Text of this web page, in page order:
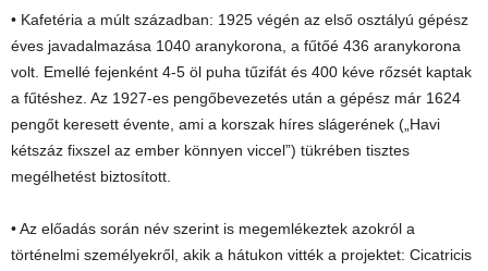
• Kafetéria a múlt században: 1925 végén az első osztályú gépész
éves javadalmazása 1040 aranykorona, a fűtőé 436 aranykorona
volt. Emellé fejenként 4-5 öl puha tűzifát és 400 kéve rőzsét kaptak
a fűtéshez. Az 1927-es pengőbevezetés után a gépész már 1624
pengőt keresett évente, ami a korszak híres slágerének („Havi
kétszáz fixszel az ember könnyen viccel”) tükrében tisztes
megélhetést biztosított.
• Az előadás során név szerint is megemlékeztek azokról a
történelmi személyekről, akik a hátukon vitték a projektet: Cicatricis